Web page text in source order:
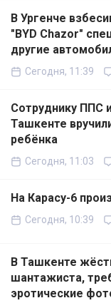
В Ургенче
"BYD Chazor"
другие
Сегодня, 11:39
Сотруднику ППС
Ташкенте
ребёнка
Сегодня, 11:03
На Карасу-6
Сегодня, 10:39
В Ташкенте
шантажиста,
эротические